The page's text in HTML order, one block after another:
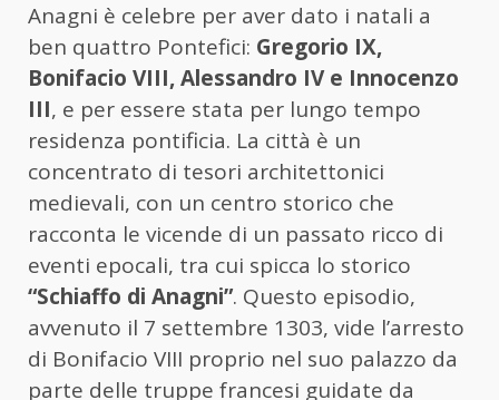
Anagni è celebre per aver dato i natali a
ben quattro Pontefici: Gregorio IX,
Bonifacio VIII, Alessandro IV e Innocenzo
III, e per essere stata per lungo tempo
residenza pontificia. La città è un
concentrato di tesori architettonici
medievali, con un centro storico che
racconta le vicende di un passato ricco di
eventi epocali, tra cui spicca lo storico
“Schiaffo di Anagni”. Questo episodio,
avvenuto il 7 settembre 1303, vide l’arresto
di Bonifacio VIII proprio nel suo palazzo da
parte delle truppe francesi guidate da